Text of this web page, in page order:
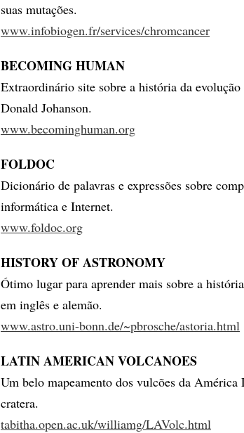
suas mutações.
www.infobiogen.fr/services/chromcancer
BECOMING HUMAN
Extraordinário site sobre a história da
Donald Johanson.
www.becominghuman.org
FOLDOC
Dicionário de palavras e expressões sobre
informática e Internet.
www.foldoc.org
HISTORY OF ASTRONOMY
Ótimo lugar para aprender mais sobre a
em inglês e alemão.
www.astro.uni-bonn.de/~pbrosche/astoria.html
LATIN AMERICAN VOLCANOES
Um belo mapeamento dos vulcões da
cratera.
tabitha.open.ac.uk/williamg/LAVolc.html